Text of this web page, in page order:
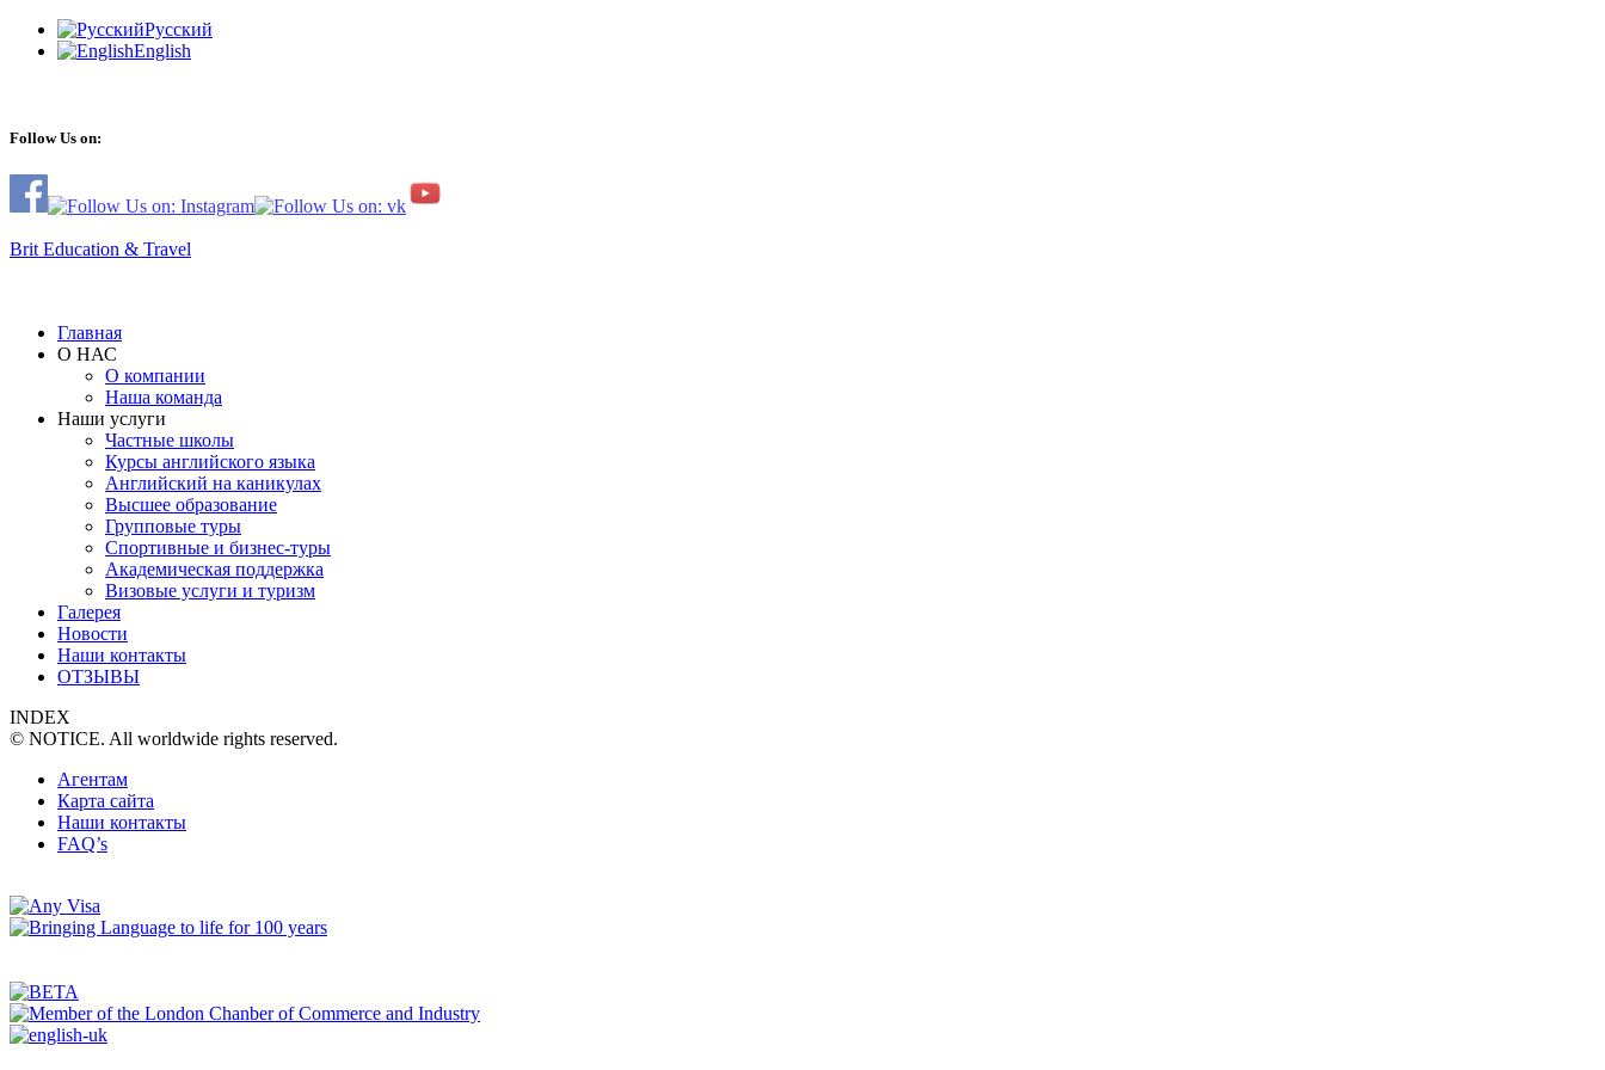
Русский
English
Follow Us on:
Brit Education & Travel
Главная
О НАС
О компании
Наша команда
Наши услуги
Частные школы
Курсы английского языка
Английский на каникулах
Высшее образование
Групповые туры
Спортивные и бизнес-туры
Академическая поддержка
Визовые услуги и туризм
Галерея
Новости
Наши контакты
ОТЗЫВЫ
INDEX
© NOTICE. All worldwide rights reserved.
Агентам
Карта сайта
Наши контакты
FAQ’s